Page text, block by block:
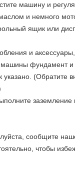
машину и
и немного
ящик или
и
машины фундамент
(Обратите
заземление
сообщите
чтобы